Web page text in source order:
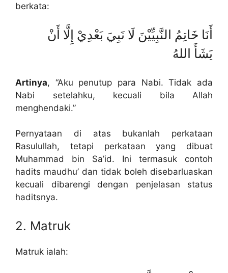
berkata:
أَنَا خَاتِمُ النَّبِيِّيْنَ لَا نَبِيَ بَعْدِيْ إِلَّا أَنْ
يَشَأَ اللهُ
Artinya, “Aku penutup para Nabi. Tidak ada
Nabi setelahku, kecuali bila Allah
menghendaki.”
Pernyataan di atas bukanlah perkataan
Rasulullah, tetapi perkataan yang dibuat
Muhammad bin Sa’id. Ini termasuk contoh
hadits maudhu’ dan tidak boleh disebarluaskan
kecuali dibarengi dengan penjelasan status
haditsnya.
2. Matruk
Matruk ialah: